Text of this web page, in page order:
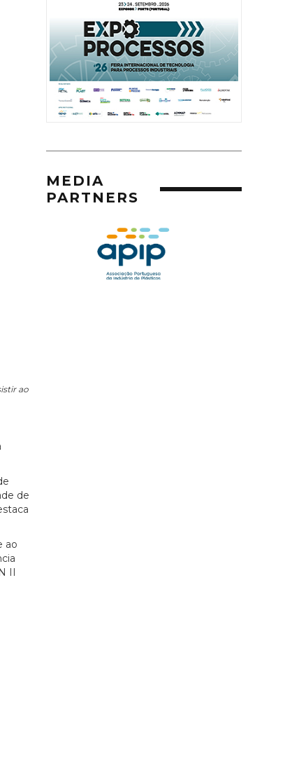
ao
de
ao
II
MEDIA
PARTNERS